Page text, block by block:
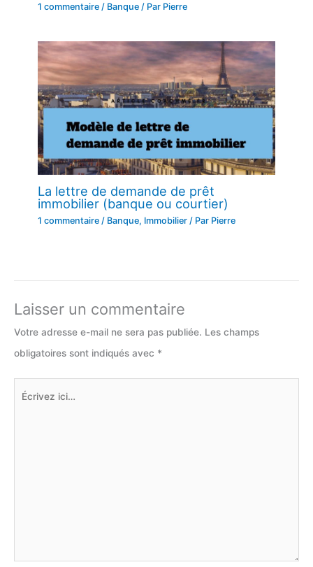
1 commentaire / Banque / Par Pierre
La lettre de demande de prêt
immobilier (banque ou courtier)
1 commentaire / Banque, Immobilier / Par Pierre
Laisser un commentaire
Votre adresse e-mail ne sera pas publiée. Les champs
obligatoires sont indiqués avec *